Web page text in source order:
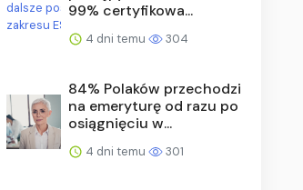
99% certyfikowa...
4 dni temu 304
84% Polaków przechodzi
na emeryturę od razu po
osiągnięciu w...
4 dni temu 301